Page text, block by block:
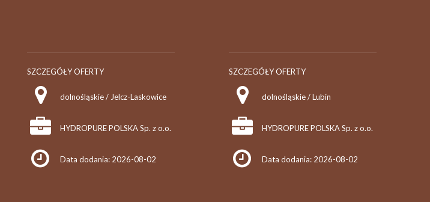
SZCZEGÓŁY OFERTY
dolnośląskie / Jelcz-Laskowice
HYDROPURE POLSKA Sp. z o.o.
Data dodania: 2026-08-02
SZCZEGÓŁY OFERTY
dolnośląskie / Lubin
HYDROPURE POLSKA Sp. z o.o.
Data dodania: 2026-08-02